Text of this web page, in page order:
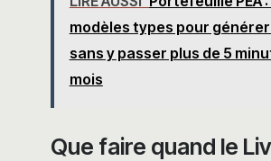
modèles types pour
sans y passer plus de 5
mois
Que faire quand le